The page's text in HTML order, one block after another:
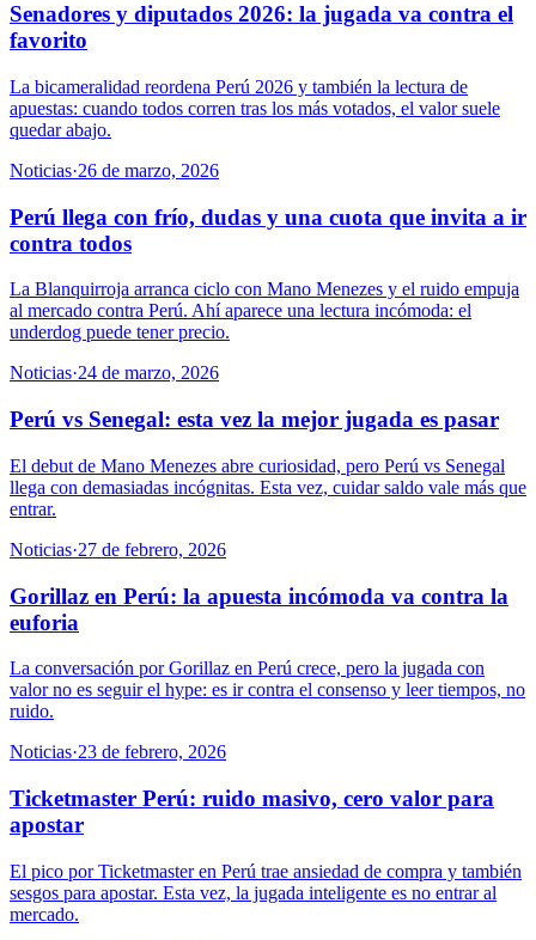
Senadores y diputados 2026: la jugada va contra el
favorito
La bicameralidad reordena Perú 2026 y también la lectura de
apuestas: cuando todos corren tras los más votados, el valor suele
quedar abajo.
Noticias·26 de marzo, 2026
Perú llega con frío, dudas y una cuota que invita a ir
contra todos
La Blanquirroja arranca ciclo con Mano Menezes y el ruido empuja
al mercado contra Perú. Ahí aparece una lectura incómoda: el
underdog puede tener precio.
Noticias·24 de marzo, 2026
Perú vs Senegal: esta vez la mejor jugada es pasar
El debut de Mano Menezes abre curiosidad, pero Perú vs Senegal
llega con demasiadas incógnitas. Esta vez, cuidar saldo vale más que
entrar.
Noticias·27 de febrero, 2026
Gorillaz en Perú: la apuesta incómoda va contra la
euforia
La conversación por Gorillaz en Perú crece, pero la jugada con
valor no es seguir el hype: es ir contra el consenso y leer tiempos, no
ruido.
Noticias·23 de febrero, 2026
Ticketmaster Perú: ruido masivo, cero valor para
apostar
El pico por Ticketmaster en Perú trae ansiedad de compra y también
sesgos para apostar. Esta vez, la jugada inteligente es no entrar al
mercado.